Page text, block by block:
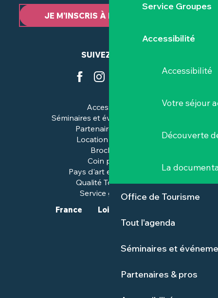
Service Groupes
Accessibilité
Accessibilité
Votre séjour
Découverte
La
Office de Tourisme
Tout l'agenda
Séminaires et
Partenaires & pros
JE M’INSCRIS À LA NEWSLETTER
SUIVEZ-NOUS
Accessibilité
Séminaires et événements pros
Partenaires & pros
Location de salles
Brochures
Coin presse
Pays d'art et d'histoire
Qualité Tourisme™
Service groupes
France
Loire-Atlantique